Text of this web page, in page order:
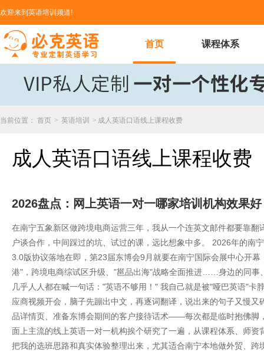
欢迎来到英语培训频道!
首页 课程体系
当前位置： 首页 > 英语培训 > 成人英语口语线上课程收费
成人英语口语线上课程收费
2026盘点：网上英语一对一哪家培训机构效果
在南宁五象新区做跨境电商运营三年，我从一个连英文邮件都要靠
户谈合作，中间踩过的坑、试过的课，远比想象中多。 2026年的
3.0版协议落地在即，第23届东博会9月就要在南宁国际会展中心开
港"，跨境电商综试区升级、"邕品出海"战略全面推进……身边的同事
几乎人人都在喊一句话："英语不够用！" 我自己就是被"哑巴英语"卡
应商视频开会，脑子先蹦出中文，再逐词翻译，说出来的句子又慢
品详情页、准备东博会期间的客户接待话术——每次都是临时抱佛脚
面上主流的线上英语一对一机构挨个研究了一遍，从课程体系、师
把我的选班思路和真实体验整理出来，尤其适合南宁本地做外贸、跨